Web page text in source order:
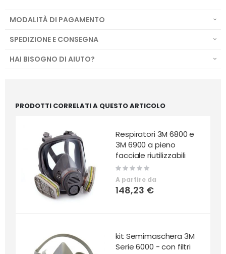
MODALITÀ DI PAGAMENTO
SPEDIZIONE E CONSEGNA
HAI BISOGNO DI AIUTO?
PRODOTTI CORRELATI A QUESTO ARTICOLO
Respiratori 3M 6800 e
3M 6900 a pieno
facciale riutilizzabili
Rating:
0%
A partire da
148,23 €
kit Semimaschera 3M
Serie 6000 - con filtri